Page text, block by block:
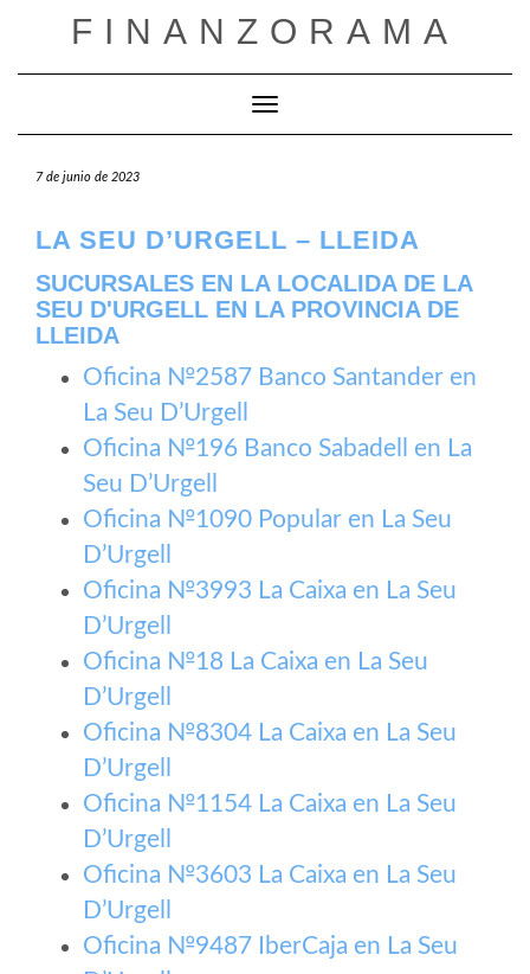
FINANZORAMA
Cambiar modo de navegación
7 de junio de 2023
LA SEU D’URGELL – LLEIDA
SUCURSALES EN LA LOCALIDA DE LA
SEU D'URGELL EN LA PROVINCIA DE
LLEIDA
Oficina №2587 Banco Santander en
La Seu D’Urgell
Oficina №196 Banco Sabadell en La
Seu D’Urgell
Oficina №1090 Popular en La Seu
D’Urgell
Oficina №3993 La Caixa en La Seu
D’Urgell
Oficina №18 La Caixa en La Seu
D’Urgell
Oficina №8304 La Caixa en La Seu
D’Urgell
Oficina №1154 La Caixa en La Seu
D’Urgell
Oficina №3603 La Caixa en La Seu
D’Urgell
Oficina №9487 IberCaja en La Seu